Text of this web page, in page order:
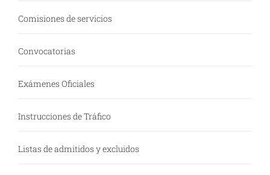
Comisiones de servicios
Convocatorias
Exámenes Oficiales
Instrucciones de Tráfico
Listas de admitidos y excluidos